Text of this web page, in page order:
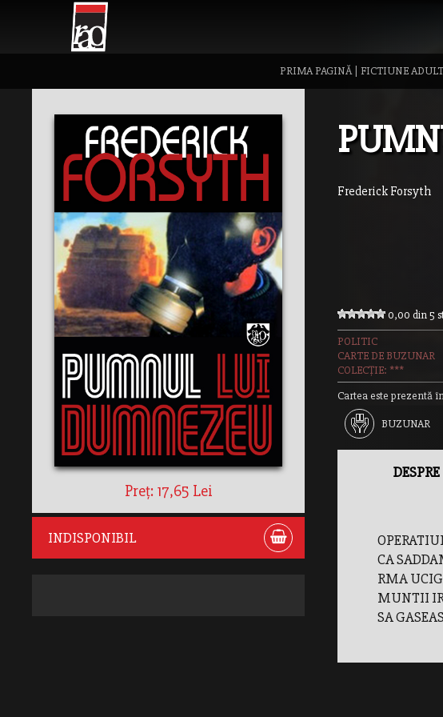
PRIMA PAGINĂ| FICTIUNE
Preț: 17,65 Lei
INDISPONIBIL
Frederick Forsyth
0,00 din 5
POLITIC
CARTE DE BUZUNAR
COLECȚIE: ***
Cartea este prezentă
BUZUNAR
DESPRE
CA
RMA
MUNTII
SA